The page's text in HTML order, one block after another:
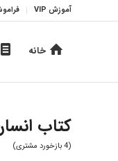
آموزش VIP
خانه
کتاب
(
4بازخورد مشتری)